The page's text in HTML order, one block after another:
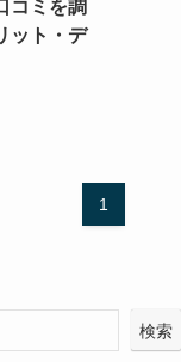
コミを調
ット・デ
1
検索